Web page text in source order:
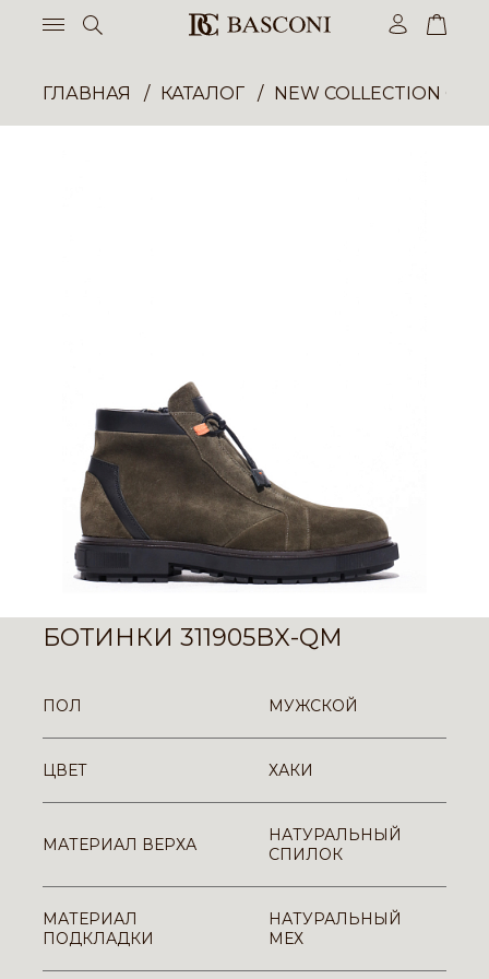
ГЛАВНАЯ КАТАЛОГ NEW COLLECTION
БОТИНКИ 311905BX-QM
ПОЛ МУЖСКОЙ
ЦВЕТ ХАКИ
МАТЕРИАЛ ВЕРХА
НАТУРАЛЬНЫЙ
СПИЛОК
МАТЕРИАЛ
ПОДКЛАДКИ
НАТУРАЛЬНЫЙ
МЕХ